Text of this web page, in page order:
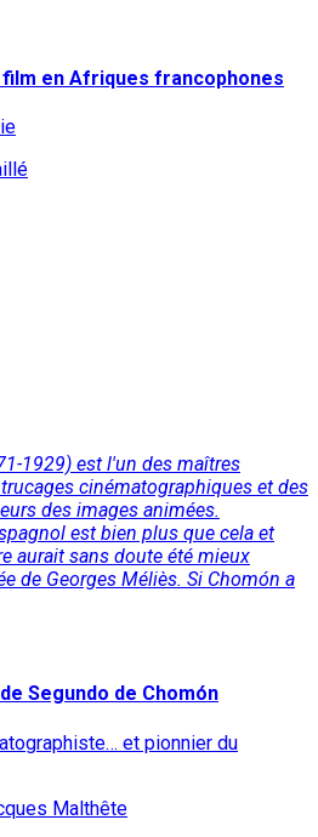
en Afriques francophones
1929) est l'un des maîtres
cinématographiques et des
des images animées.
est bien plus que cela et
aurait sans doute été mieux
de Georges Méliès. Si Chomón a
Segundo de Chomón
et pionnier du
Malthête